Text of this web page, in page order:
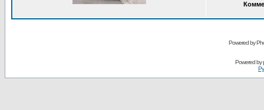
Powered by
Powered by